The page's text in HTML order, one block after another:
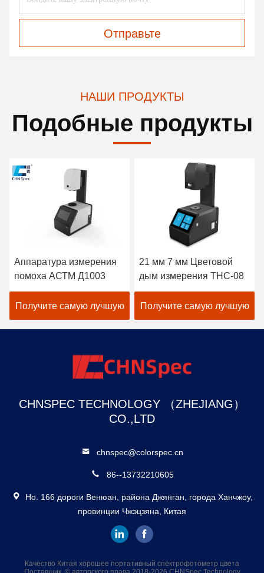
Отправьте
НАШИ ПРОДУКТЫ
Подобные продукты
Аппаратура измерения
помоха АСТМ Д1003
Получите самую лучшую
21 мм 7 мм Цветовой
дым измерения THC-08
Получите самую лучшую
CHNSPEC TECHNOLOGY （ZHEJIANG）
CO.,LTD
chnspec@colorspec.cn
86--13732210605
Но. 166 дороги Венюан, района Джянган, города Ханчжоу,
провинции Чжэцзяна, Китая
Качество Китая хорошее портативный спектрофотометр цвета